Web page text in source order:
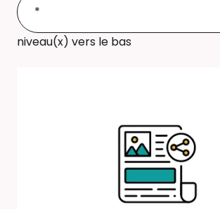
niveau(x) vers le bas